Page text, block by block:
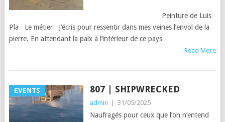
Peinture de Luis
Pla Le métier J’écris pour ressentir dans mes veines l’envol de la
pierre. En attendant la paix à l’intérieur de ce pays
Read More
EVENTS 807 | SHIPWRECKED
admin 31/05/2025
Naufragés pour ceux que l’on n’entend